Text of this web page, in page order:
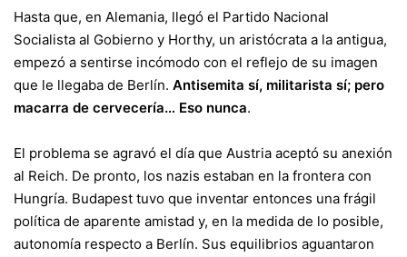
Hasta que, en Alemania, llegó el Partido Nacional
Socialista al Gobierno y Horthy, un aristócrata a la antigua,
empezó a sentirse incómodo con el reflejo de su imagen
que le llegaba de Berlín. Antisemita sí, militarista sí; pero
macarra de cervecería… Eso nunca.
El problema se agravó el día que Austria aceptó su anexión
al Reich. De pronto, los nazis estaban en la frontera con
Hungría. Budapest tuvo que inventar entonces una frágil
política de aparente amistad y, en la medida de lo posible,
autonomía respecto a Berlín. Sus equilibrios aguantaron